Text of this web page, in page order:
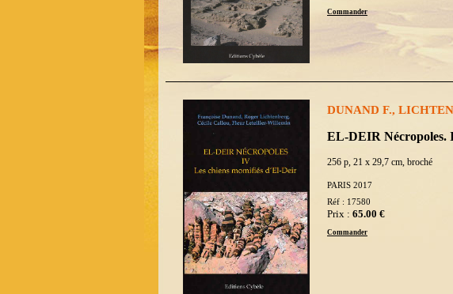
Commander
DUNAND F.,
EL-DEIR Nécropoles.
256 p, 21 x 29,7 cm, broché
PARIS 2017
Réf : 17580
Prix : 65.00 €
Commander